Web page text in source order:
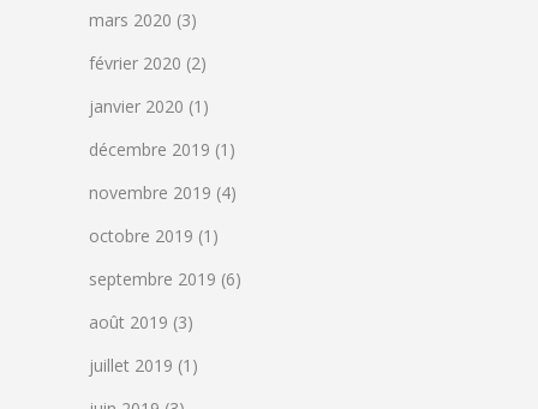
mars 2020 (3)
février 2020 (2)
janvier 2020 (1)
décembre 2019 (1)
novembre 2019 (4)
octobre 2019 (1)
septembre 2019 (6)
août 2019 (3)
juillet 2019 (1)